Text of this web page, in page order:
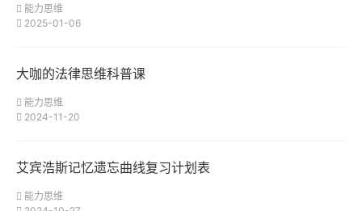
能力思维
2025-01-06
大咖的法律思维科普课
能力思维
2024-11-20
艾宾浩斯记忆遗忘曲线复习计划表
能力思维